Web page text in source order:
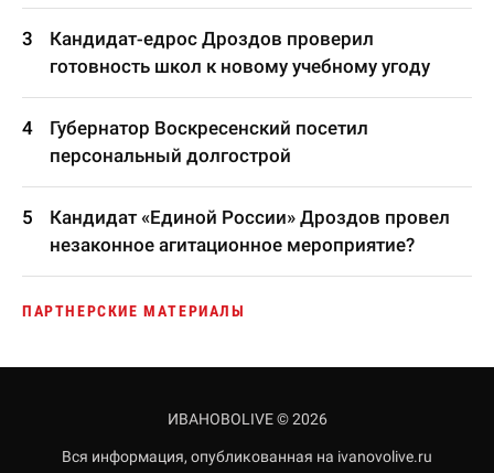
Кандидат-едрос Дроздов проверил
готовность школ к новому учебному угоду
Губернатор Воскресенский посетил
персональный долгострой
Кандидат «Единой России» Дроздов провел
незаконное агитационное мероприятие?
ПАРТНЕРСКИЕ МАТЕРИАЛЫ
ИВАНОВОLIVE © 2026
Вся информация, опубликованная на ivanovolive.ru